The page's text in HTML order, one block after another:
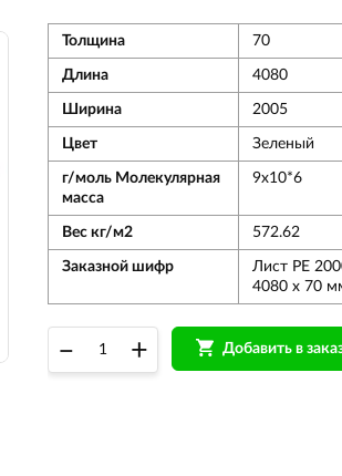
Толщина 70
Длина 4080
Ширина 2005
Цвет Зеленый
г/моль Молекулярная
масса
9x10*6
Вес кг/м2 572.62
Заказной шифр
Лист PE
4080 х 70
– + Добавить в